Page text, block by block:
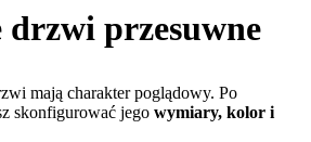
przesuwne
mają charakter poglądowy. Po
skonfigurować jego wymiary, kolor i